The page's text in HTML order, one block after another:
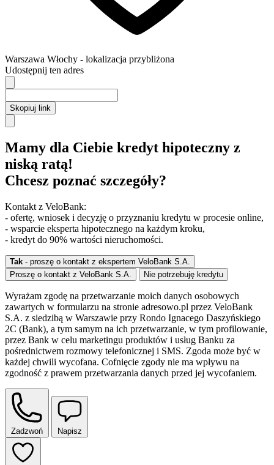
Warszawa Włochy - lokalizacja przybliżona
Udostępnij ten adres
Skopiuj link
Mamy dla Ciebie kredyt hipoteczny z
niską ratą!
Chcesz poznać szczegóły?
Kontakt z VeloBank:
- ofertę, wniosek i decyzję o przyznaniu kredytu w procesie online,
- wsparcie eksperta hipotecznego na każdym kroku,
- kredyt do 90% wartości nieruchomości.
Tak - proszę o kontakt z ekspertem VeloBank S.A.
Proszę o kontakt z VeloBank S.A.
Nie potrzebuję kredytu
Wyrażam zgodę na przetwarzanie moich danych osobowych
zawartych w formularzu na stronie adresowo.pl przez VeloBank
S.A. z siedzibą w Warszawie przy Rondo Ignacego Daszyńskiego
2C (Bank), a tym samym na ich przetwarzanie, w tym profilowanie,
przez Bank w celu marketingu produktów i usług Banku za
pośrednictwem rozmowy telefonicznej i SMS. Zgoda może być w
każdej chwili wycofana. Cofnięcie zgody nie ma wpływu na
zgodność z prawem przetwarzania danych przed jej wycofaniem.
Zadzwoń Napisz